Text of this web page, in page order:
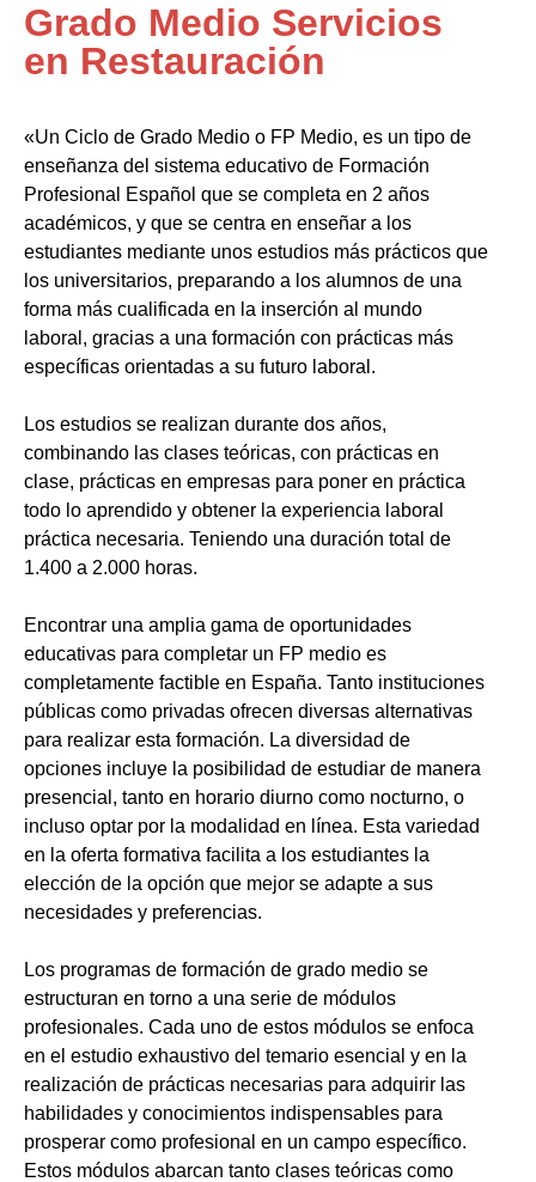
Grado Medio Servicios
en Restauración
«Un Ciclo de Grado Medio o FP Medio, es un tipo de
enseñanza del sistema educativo de Formación
Profesional Español que se completa en 2 años
académicos, y que se centra en enseñar a los
estudiantes mediante unos estudios más prácticos que
los universitarios, preparando a los alumnos de una
forma más cualificada en la inserción al mundo
laboral, gracias a una formación con prácticas más
específicas orientadas a su futuro laboral.
Los estudios se realizan durante dos años,
combinando las clases teóricas, con prácticas en
clase, prácticas en empresas para poner en práctica
todo lo aprendido y obtener la experiencia laboral
práctica necesaria. Teniendo una duración total de
1.400 a 2.000 horas.
Encontrar una amplia gama de oportunidades
educativas para completar un FP medio es
completamente factible en España. Tanto instituciones
públicas como privadas ofrecen diversas alternativas
para realizar esta formación. La diversidad de
opciones incluye la posibilidad de estudiar de manera
presencial, tanto en horario diurno como nocturno, o
incluso optar por la modalidad en línea. Esta variedad
en la oferta formativa facilita a los estudiantes la
elección de la opción que mejor se adapte a sus
necesidades y preferencias.
Los programas de formación de grado medio se
estructuran en torno a una serie de módulos
profesionales. Cada uno de estos módulos se enfoca
en el estudio exhaustivo del temario esencial y en la
realización de prácticas necesarias para adquirir las
habilidades y conocimientos indispensables para
prosperar como profesional en un campo específico.
Estos módulos abarcan tanto clases teóricas como